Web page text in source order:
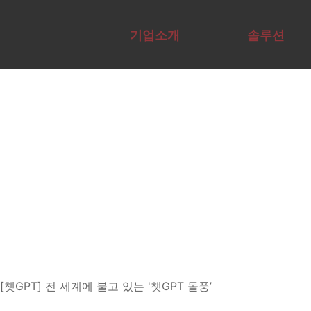
AI 기업 교육 기관 | AI
기업소개 솔루션
[챗GPT] 전 세계에 불고 있는 '챗GPT 돌풍’